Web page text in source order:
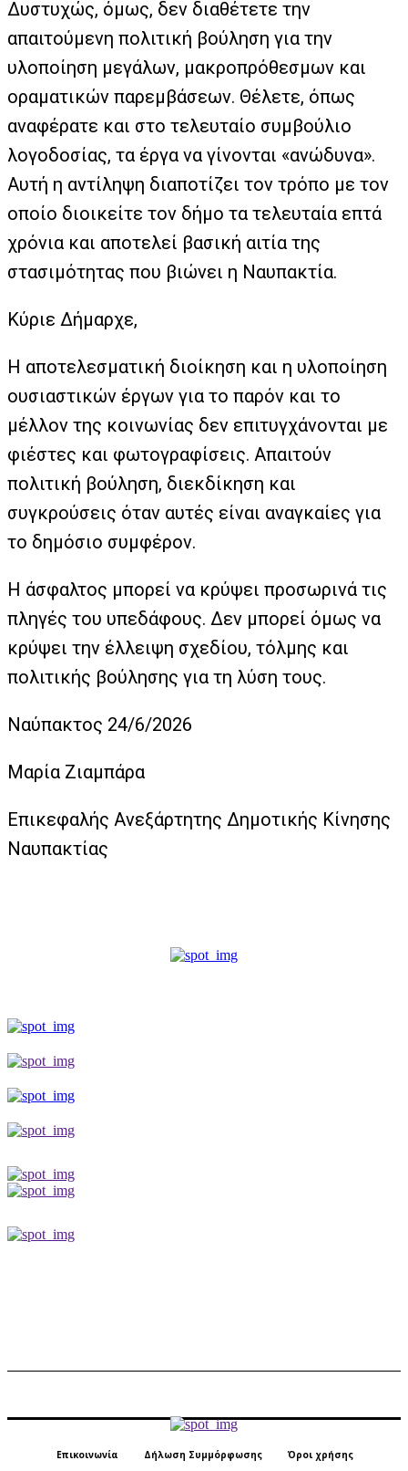
Δυστυχώς, όμως, δεν διαθέτετε την
απαιτούμενη πολιτική βούληση για την
υλοποίηση μεγάλων, μακροπρόθεσμων και
οραματικών παρεμβάσεων. Θέλετε, όπως
αναφέρατε και στο τελευταίο συμβούλιο
λογοδοσίας, τα έργα να γίνονται «ανώδυνα».
Αυτή η αντίληψη διαποτίζει τον τρόπο με τον
οποίο διοικείτε τον δήμο τα τελευταία επτά
χρόνια και αποτελεί βασική αιτία της
στασιμότητας που βιώνει η Ναυπακτία.
Κύριε Δήμαρχε,
Η αποτελεσματική διοίκηση και η υλοποίηση
ουσιαστικών έργων για το παρόν και το
μέλλον της κοινωνίας δεν επιτυγχάνονται με
φιέστες και φωτογραφίσεις. Απαιτούν
πολιτική βούληση, διεκδίκηση και
συγκρούσεις όταν αυτές είναι αναγκαίες για
το δημόσιο συμφέρον.
Η άσφαλτος μπορεί να κρύψει προσωρινά τις
πληγές του υπεδάφους. Δεν μπορεί όμως να
κρύψει την έλλειψη σχεδίου, τόλμης και
πολιτικής βούλησης για τη λύση τους.
Ναύπακτος 24/6/2026
Μαρία Ζιαμπάρα
Επικεφαλής Ανεξάρτητης Δημοτικής Κίνησης
Ναυπακτίας
Επικοινωνία Δήλωση Συμμόρφωσης Όροι χρήσης